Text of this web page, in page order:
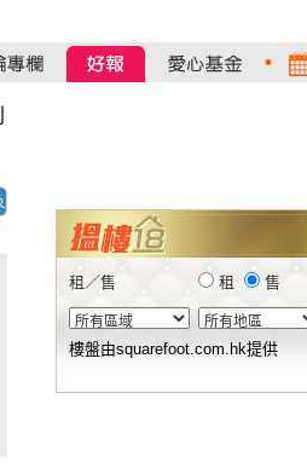
租／售 租 售
樓盤由squarefoot.com.hk提供